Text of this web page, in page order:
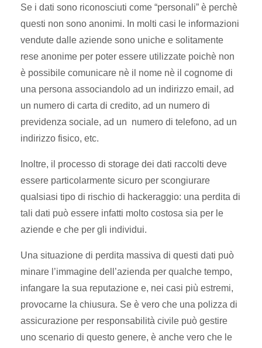
Se i dati sono riconosciuti come “personali” è perchè
questi non sono anonimi. In molti casi le informazioni
vendute dalle aziende sono uniche e solitamente
rese anonime per poter essere utilizzate poichè non
è possibile comunicare nè il nome nè il cognome di
una persona associandolo ad un indirizzo email, ad
un numero di carta di credito, ad un numero di
previdenza sociale, ad un numero di telefono, ad un
indirizzo fisico, etc.
Inoltre, il processo di storage dei dati raccolti deve
essere particolarmente sicuro per scongiurare
qualsiasi tipo di rischio di hackeraggio: una perdita di
tali dati può essere infatti molto costosa sia per le
aziende e che per gli individui.
Una situazione di perdita massiva di questi dati può
minare l’immagine dell’azienda per qualche tempo,
infangare la sua reputazione e, nei casi più estremi,
provocarne la chiusura. Se è vero che una polizza di
assicurazione per responsabilità civile può gestire
uno scenario di questo genere, è anche vero che le